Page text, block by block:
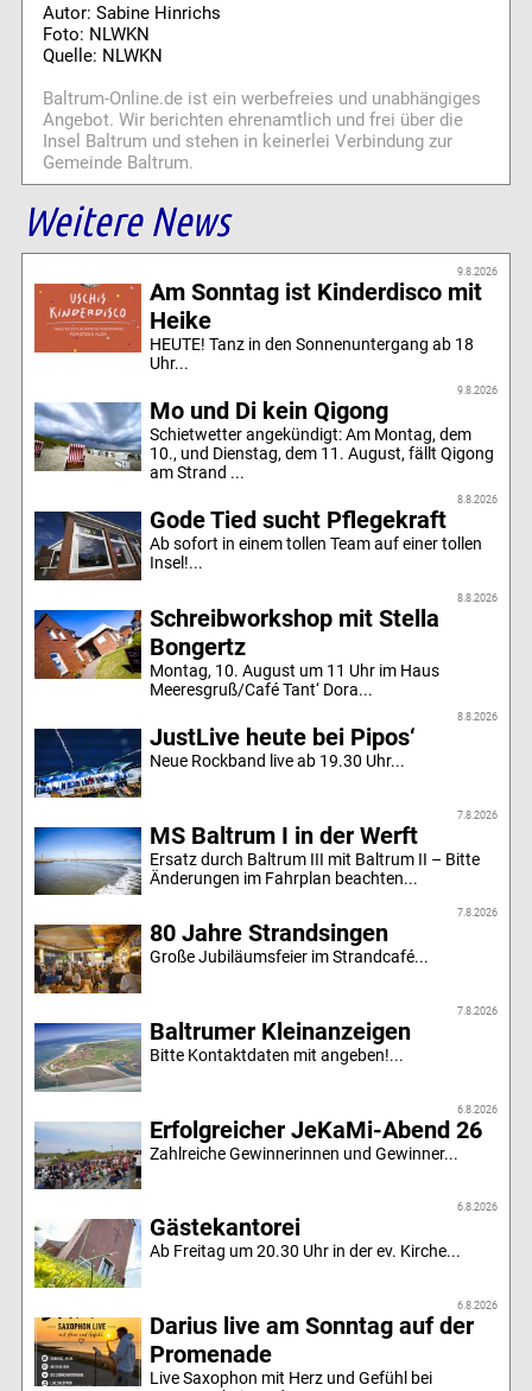
Autor: Sabine Hinrichs
Foto: NLWKN
Quelle: NLWKN
Baltrum-Online.de ist ein werbefreies und unabhängiges
Angebot. Wir berichten ehrenamtlich und frei über die
Insel Baltrum und stehen in keinerlei Verbindung zur
Gemeinde Baltrum.
Weitere News
9.8.2026
Am Sonntag ist Kinderdisco mit
Heike
HEUTE! Tanz in den Sonnenuntergang ab 18
Uhr...
9.8.2026
Mo und Di kein Qigong
Schietwetter angekündigt: Am Montag, dem
10., und Dienstag, dem 11. August, fällt Qigong
am Strand ...
8.8.2026
Gode Tied sucht Pflegekraft
Ab sofort in einem tollen Team auf einer tollen
Insel!...
8.8.2026
Schreibworkshop mit Stella
Bongertz
Montag, 10. August um 11 Uhr im Haus
Meeresgruß/Café Tant‘ Dora...
8.8.2026
JustLive heute bei Pipos‘
Neue Rockband live ab 19.30 Uhr...
7.8.2026
MS Baltrum I in der Werft
Ersatz durch Baltrum III mit Baltrum II – Bitte
Änderungen im Fahrplan beachten...
7.8.2026
80 Jahre Strandsingen
Große Jubiläumsfeier im Strandcafé...
7.8.2026
Baltrumer Kleinanzeigen
Bitte Kontaktdaten mit angeben!...
6.8.2026
Erfolgreicher JeKaMi-Abend 26
Zahlreiche Gewinnerinnen und Gewinner...
6.8.2026
Gästekantorei
Ab Freitag um 20.30 Uhr in der ev. Kirche...
6.8.2026
Darius live am Sonntag auf der
Promenade
Live Saxophon mit Herz und Gefühl bei